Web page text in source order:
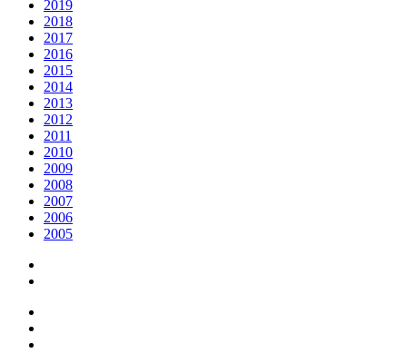
2019
2018
2017
2016
2015
2014
2013
2012
2011
2010
2009
2008
2007
2006
2005